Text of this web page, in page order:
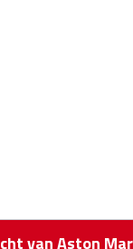
van Aston